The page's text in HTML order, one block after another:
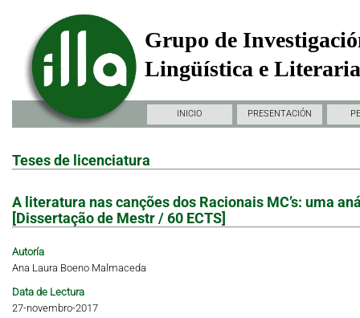
Grupo de
Lingüística e
INICIO PRESENTACIÓN
Teses de licenciatura
A literatura nas canções dos Racionais MC’s: uma
[Dissertação de Mestr / 60 ECTS]
Autoría
Ana Laura Boeno Malmaceda
Data de Lectura
27-novembro-2017